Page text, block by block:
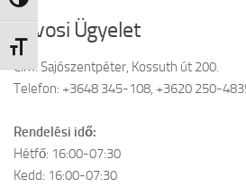
Betűméret váltása
Orvosi Ügyelet
Cím: Sajószentpéter, Kossuth út 200.
Telefon: +3648 345-108, +3620 250-
Rendelési idő:
Hétfő: 16:00-07:30
Kedd: 16:00-07:30